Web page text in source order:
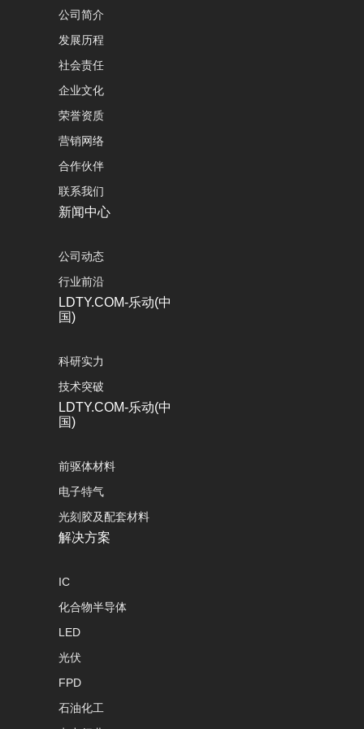
公司简介
发展历程
社会责任
企业文化
荣誉资质
营销网络
合作伙伴
联系我们
新闻中心
公司动态
行业前沿
LDTY.COM-乐动(中
国)
科研实力
技术突破
LDTY.COM-乐动(中
国)
前驱体材料
电子特气
光刻胶及配套材料
解决方案
IC
化合物半导体
LED
光伏
FPD
石油化工